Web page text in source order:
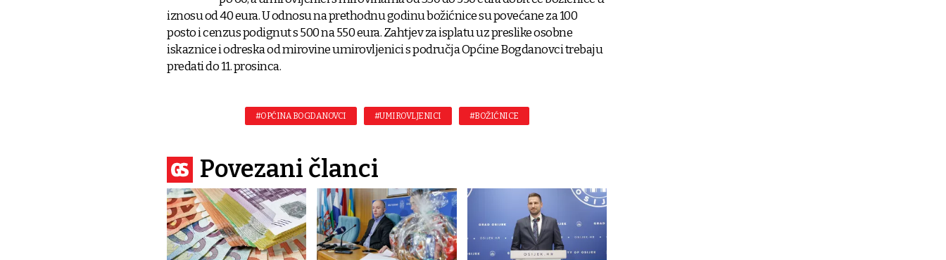
iznosu od 40 eura. U odnosu na prethodnu godinu božićnice su povećane za 100
posto i cenzus podignut s 500 na 550 eura. Zahtjev za isplatu uz preslike osobne
iskaznice i odreska od mirovine umirovljenici s područja Općine Bogdanovci trebaju
predati do 11. prosinca.
#OPĆINA BOGDANOVCI #UMIROVLJENICI #BOŽIĆNICE
Povezani članci